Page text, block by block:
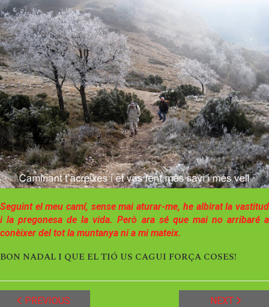
Seguint el meu camí, sense mai aturar-me, he albirat la vastitud
i la pregonesa de la vida. Però ara sé que mai no arribaré a
conèixer del tot la muntanya ni a mi mateix.
BON NADAL I QUE EL TIÓ US CAGUI FORÇA COSES!
PREVIOUS NEXT